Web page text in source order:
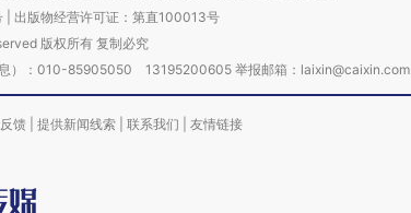
| 出版物经营许可证：第直100013号
版权所有 复制必究
息）：010-85905050 13195200605 举报邮箱：laixin@caixin.com
馈 提供新闻线索 联系我们 友情链接